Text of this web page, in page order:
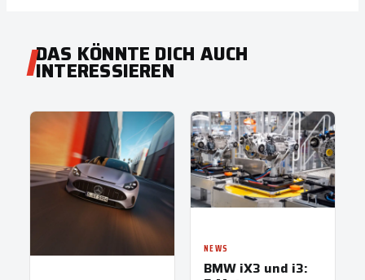
DAS KÖNNTE DICH AUCH
INTERESSIEREN
NEWS
BMW iX3 und i3: